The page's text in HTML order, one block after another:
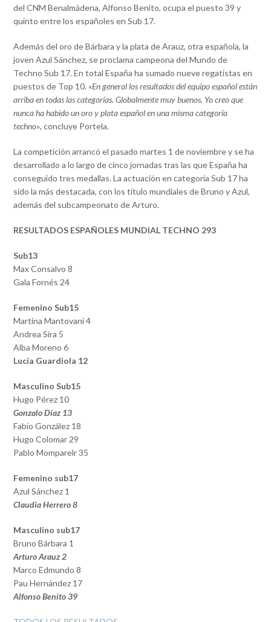
del CNM Benalmádena, Alfonso Benito, ocupa el puesto 39 y
quinto entre los españoles en Sub 17.
Además del oro de Bárbara y la plata de Arauz, otra española, la
joven Azul Sánchez, se proclama campeona del Mundo de
Techno Sub 17. En total España ha sumado nueve regatistas en
puestos de Top 10. «En general los resultados del equipo español están
arriba en todas las categorías. Globalmente muy buenos. Yo creo que
nunca ha habido un oro y plata español en una misma categoría
techno», concluye Portela.
La competición arrancó el pasado martes 1 de noviembre y se ha
desarrollado a lo largo de cinco jornadas tras las que España ha
conseguido tres medallas. La actuación en categoría Sub 17 ha
sido la más destacada, con los título mundiales de Bruno y Azul,
además del subcampeonato de Arturo.
RESULTADOS ESPAÑOLES MUNDIAL TECHNO 293
Sub13
Max Consalvo 8
Gala Fornés 24
Femenino Sub15
Martina Mantovani 4
Andrea Sira 5
Alba Moreno 6
Lucía Guardiola 12
Masculino Sub15
Hugo Pérez 10
Gonzalo Díaz 13
Fabio González 18
Hugo Colomar 29
Pablo Momparelr 35
Femenino sub17
Azul Sánchez 1
Claudia Herrero 8
Masculino sub17
Bruno Bárbara 1
Arturo Arauz 2
Marco Edmundo 8
Pau Hernández 17
Alfonso Benito 39